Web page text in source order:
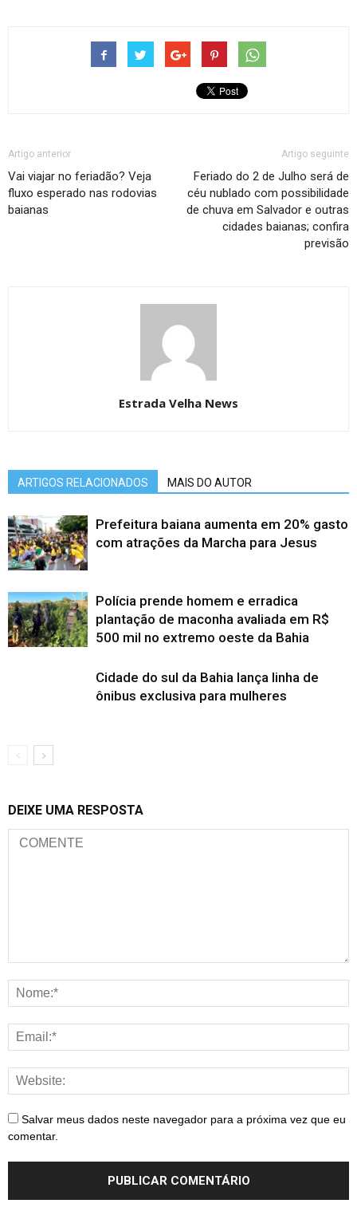
Artigo anterior
Vai viajar no feriadão? Veja
fluxo esperado nas rodovias
baianas
Artigo seguinte
Feriado do 2 de Julho será de
céu nublado com possibilidade
de chuva em Salvador e outras
cidades baianas; confira
previsão
Estrada Velha News
ARTIGOS RELACIONADOS MAIS DO AUTOR
Prefeitura baiana aumenta em 20% gasto
com atrações da Marcha para Jesus
Polícia prende homem e erradica
plantação de maconha avaliada em R$
500 mil no extremo oeste da Bahia
Cidade do sul da Bahia lança linha de
ônibus exclusiva para mulheres
DEIXE UMA RESPOSTA
Salvar meus dados neste navegador para a próxima vez que eu
comentar.